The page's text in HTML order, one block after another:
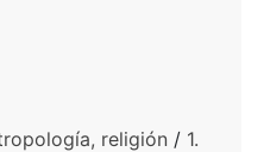
religión / 1.